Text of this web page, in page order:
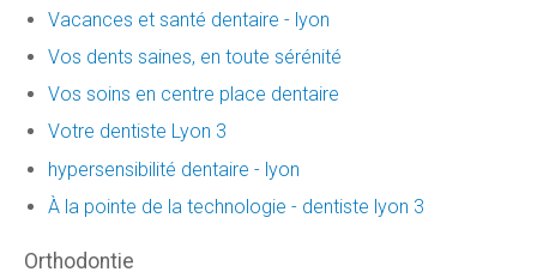
Vacances et santé dentaire - lyon
Vos dents saines, en toute sérénité
Vos soins en centre place dentaire
Votre dentiste Lyon 3
hypersensibilité dentaire - lyon
À la pointe de la technologie - dentiste lyon 3
Orthodontie